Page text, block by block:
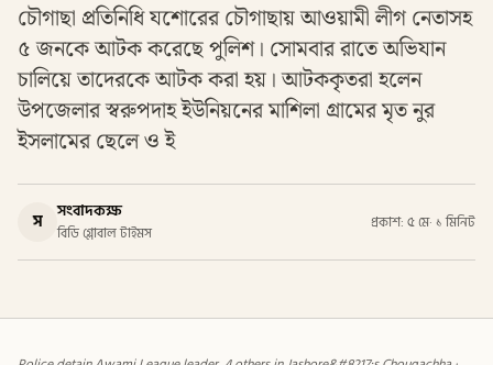
চৌগাছা প্রতিনিধি যশোরের চৌগাছায় আওয়ামী লীগ নেতাসহ
৫ জনকে আটক করেছে পুলিশ। সোমবার রাতে অভিযান
চালিয়ে তাদেরকে আটক করা হয়। আটককৃতরা হলেন
উপজেলার স্বরুপদাহ ইউনিয়নের মাশিলা গ্রামের মৃত নুর
ইসলামের ছেলে ও ই
স সংবাদকক্ষ
বিডি গ্লোবাল টাইমস
প্রকাশ: ৫ মে· ১ মিনিট